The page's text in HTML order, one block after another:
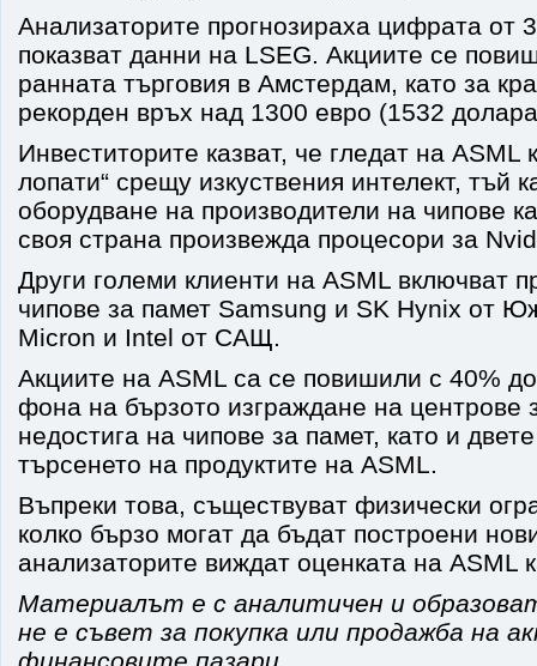
Анализаторите прогнозираха цифрата от
показват данни на LSEG. Акциите се
ранната търговия в Амстердам, като за
рекорден връх над 1300 евро (1532
Инвеститорите казват, че гледат на ASML
лопати“ срещу изкуствения интелект, тъй
оборудване на производители на чипове
своя страна произвежда процесори за
Други големи клиенти на ASML включват
чипове за памет Samsung и SK Hynix от
Micron и Intel от САЩ.
Акциите на ASML са се повишили с 40%
фона на бързото изграждане на центрове
недостига на чипове за памет, като и
търсенето на продуктите на ASML.
Въпреки това, съществуват физически
колко бързо могат да бъдат построени
анализаторите виждат оценката на ASML
Материалът е с аналитичен и
не е съвет за покупка или продажба на